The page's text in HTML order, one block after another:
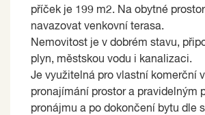
příček je 199 m2. Na obytné
navazovat venkovní terasa.
Nemovitost je v dobrém stavu,
plyn, městskou vodu i kanalizaci.
Je využitelná pro vlastní komerční
pronajímání prostor a pravidelným
pronájmu a po dokončení bytu dle